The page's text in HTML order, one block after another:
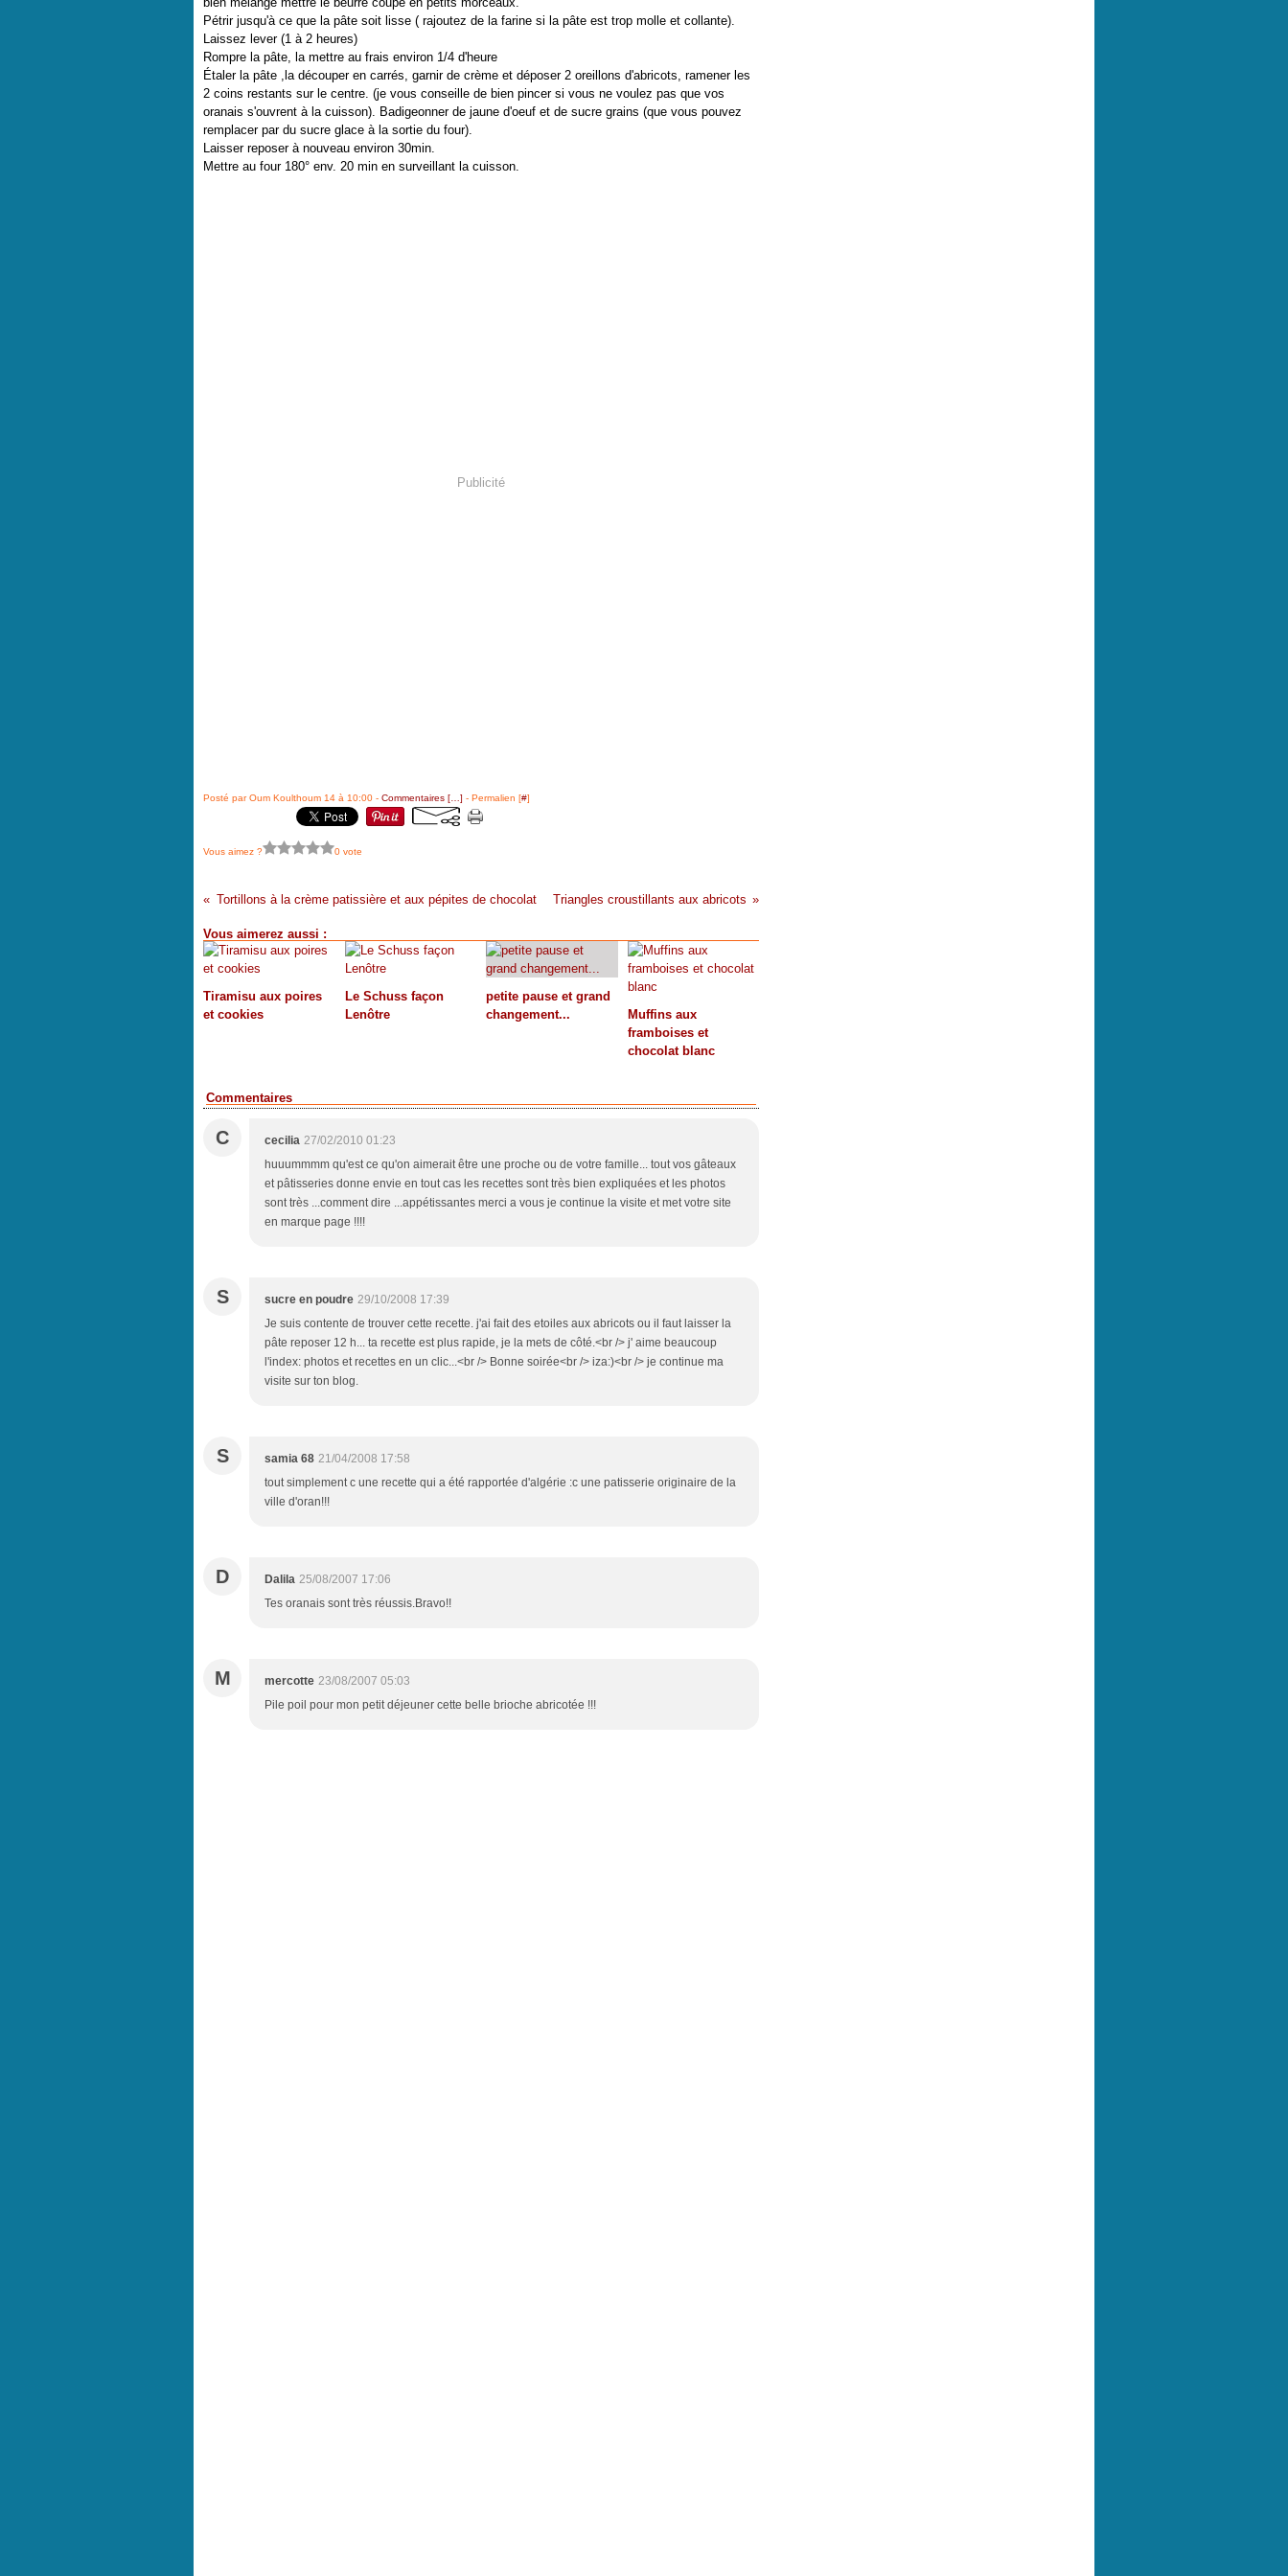
Pétrir jusqu'à ce que la pâte soit lisse ( rajoutez de la farine si la pâte est trop molle et collante).
Laissez lever (1 à 2 heures)
Rompre la pâte, la mettre au frais environ 1/4 d'heure
Étaler la pâte ,la découper en carrés, garnir de crème et déposer 2 oreillons d'abricots, ramener les
2 coins restants sur le centre. (je vous conseille de bien pincer si vous ne voulez pas que vos
oranais s'ouvrent à la cuisson). Badigeonner de jaune d'oeuf et de sucre grains (que vous pouvez
remplacer par du sucre glace à la sortie du four).
Laisser reposer à nouveau environ 30min.
Mettre au four 180° env. 20 min en surveillant la cuisson.
Publicité
Posté par Oum Koulthoum 14 à 10:00 - Commentaires [ ] - Permalien [#]
Vous aimez ? 0 vote
Tortillons à la crème patissière et aux pépites de chocolat Triangles croustillants aux abricots
Vous aimerez aussi :
Tiramisu aux poires
et cookies
Le Schuss façon
Lenôtre
petite pause et grand
changement...
Muffins aux
framboises et
chocolat blanc
Commentaires
C cecilia 27/02/2010 01:23
huuummmm qu'est ce qu'on aimerait être une proche ou de votre famille... tout vos gâteaux
et pâtisseries donne envie en tout cas les recettes sont très bien expliquées et les photos
sont très ...comment dire ...appétissantes merci a vous je continue la visite et met votre site
en marque page !!!!
S sucre en poudre 29/10/2008 17:39
Je suis contente de trouver cette recette. j'ai fait des etoiles aux abricots ou il faut laisser la
pâte reposer 12 h... ta recette est plus rapide, je la mets de côté.<br /> j' aime beaucoup
l'index: photos et recettes en un clic...<br /> Bonne soirée<br /> iza:)<br /> je continue ma
visite sur ton blog.
S samia 68 21/04/2008 17:58
tout simplement c une recette qui a été rapportée d'algérie :c une patisserie originaire de la
ville d'oran!!!
D Dalila 25/08/2007 17:06
Tes oranais sont très réussis.Bravo!!
M mercotte 23/08/2007 05:03
Pile poil pour mon petit déjeuner cette belle brioche abricotée !!!